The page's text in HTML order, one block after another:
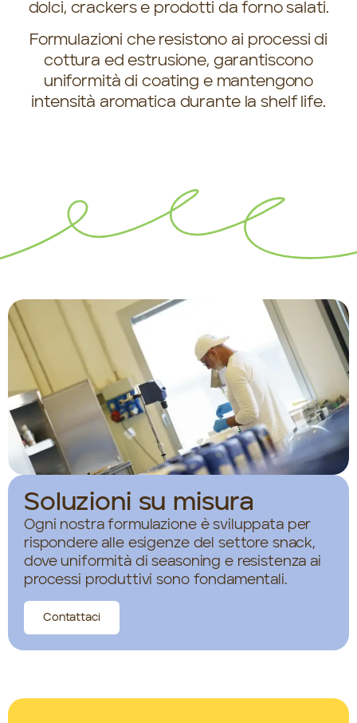
dolci, crackers e prodotti da forno salati.
Formulazioni che resistono ai processi di
cottura ed estrusione, garantiscono
uniformità di coating e mantengono
intensità aromatica durante la shelf life.
Soluzioni su misura
Ogni nostra formulazione è sviluppata per
rispondere alle esigenze del settore snack,
dove uniformità di seasoning e resistenza ai
processi produttivi sono fondamentali.
Contattaci